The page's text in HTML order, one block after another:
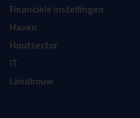
Finan­ci­ë­le instellingen
Haven
Hout­sec­tor
IT
Land­bouw